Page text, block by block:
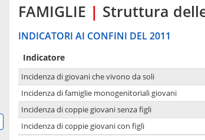
FAMIGLIE | Struttura
INDICATORI AI CONFINI DEL 2011
Indicatore
Incidenza di giovani che vivono da soli
Incidenza di famiglie monogenitoriali giovani
Incidenza di coppie giovani senza figli
Incidenza di coppie giovani con figli